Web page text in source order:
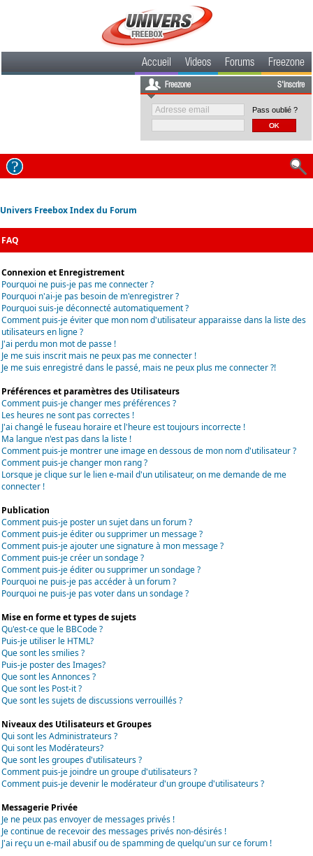
Accueil Videos Forums Freezone
Freezone S'inscrire
Pass oublié ?
Univers Freebox Index du Forum
FAQ
Connexion et Enregistrement
Pourquoi ne puis-je pas me connecter ?
Pourquoi n'ai-je pas besoin de m'enregistrer ?
Pourquoi suis-je déconnecté automatiquement ?
Comment puis-je éviter que mon nom d'utilisateur apparaisse dans la liste des
utilisateurs en ligne ?
J'ai perdu mon mot de passe !
Je me suis inscrit mais ne peux pas me connecter !
Je me suis enregistré dans le passé, mais ne peux plus me connecter ?!
Préférences et paramètres des Utilisateurs
Comment puis-je changer mes préférences ?
Les heures ne sont pas correctes !
J'ai changé le fuseau horaire et l'heure est toujours incorrecte !
Ma langue n'est pas dans la liste !
Comment puis-je montrer une image en dessous de mon nom d'utilisateur ?
Comment puis-je changer mon rang ?
Lorsque je clique sur le lien e-mail d'un utilisateur, on me demande de me
connecter !
Publication
Comment puis-je poster un sujet dans un forum ?
Comment puis-je éditer ou supprimer un message ?
Comment puis-je ajouter une signature à mon message ?
Comment puis-je créer un sondage ?
Comment puis-je éditer ou supprimer un sondage ?
Pourquoi ne puis-je pas accéder à un forum ?
Pourquoi ne puis-je pas voter dans un sondage ?
Mise en forme et types de sujets
Qu'est-ce que le BBCode ?
Puis-je utiliser le HTML?
Que sont les smilies ?
Puis-je poster des Images?
Que sont les Annonces ?
Que sont les Post-it ?
Que sont les sujets de discussions verrouillés ?
Niveaux des Utilisateurs et Groupes
Qui sont les Administrateurs ?
Qui sont les Modérateurs?
Que sont les groupes d'utilisateurs ?
Comment puis-je joindre un groupe d'utilisateurs ?
Comment puis-je devenir le modérateur d'un groupe d'utilisateurs ?
Messagerie Privée
Je ne peux pas envoyer de messages privés !
Je continue de recevoir des messages privés non-désirés !
J'ai reçu un e-mail abusif ou de spamming de quelqu'un sur ce forum !